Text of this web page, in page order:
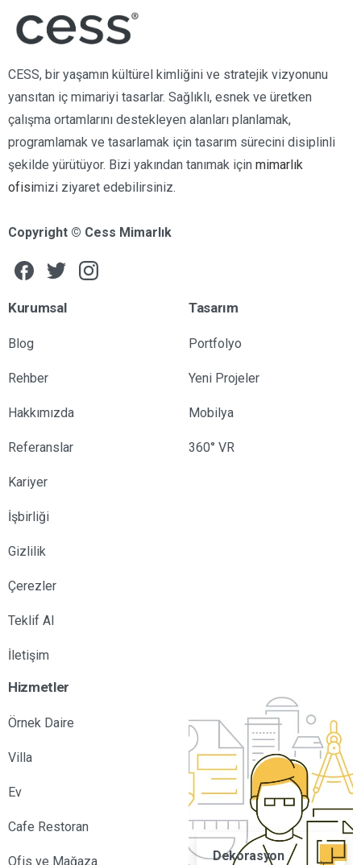
CESS, bir yaşamın kültürel kimliğini ve stratejik vizyonunu
yansıtan iç mimariyi tasarlar. Sağlıklı, esnek ve üretken
çalışma ortamlarını destekleyen alanları planlamak,
programlamak ve tasarlamak için tasarım sürecini disiplinli
şekilde yürütüyor. Bizi yakından tanımak için mimarlık
ofisimizi ziyaret edebilirsiniz.
Copyright © Cess Mimarlık
Kurumsal
Blog
Rehber
Hakkımızda
Referanslar
Kariyer
İşbirliği
Gizlilik
Çerezler
Teklif Al
İletişim
Tasarım
Portfolyo
Yeni Projeler
Mobilya
360° VR
Hizmetler
Örnek Daire
Villa
Ev
Cafe Restoran
Ofis ve Mağaza
Dekorasyon